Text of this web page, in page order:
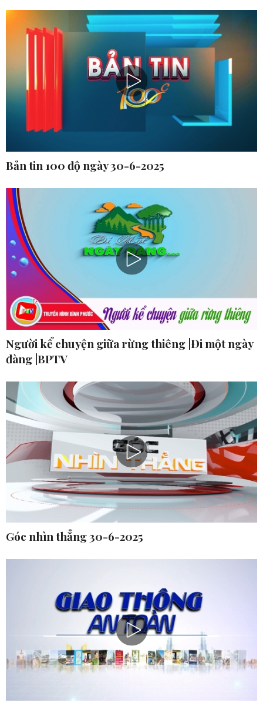
Bản tin 100 độ ngày 30-6-2025
Người kể chuyện giữa rừng thiêng |Đi một ngày
đàng |BPTV
Góc nhìn thẳng 30-6-2025